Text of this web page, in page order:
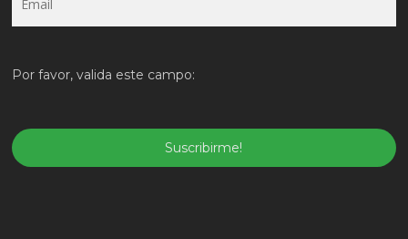
Email
Por favor, valida este campo: